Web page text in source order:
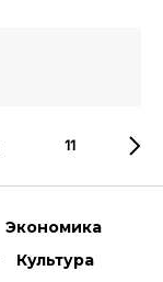
11
Экономика
Культура